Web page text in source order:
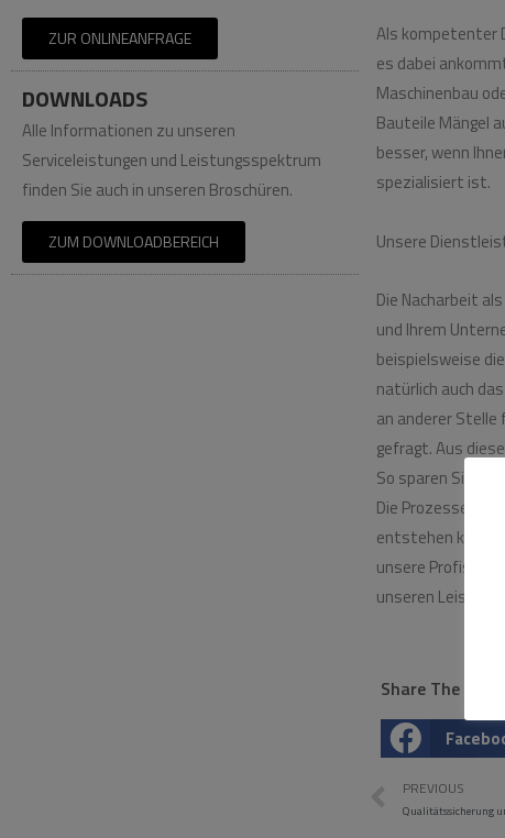
ZUR ONLINEANFRAGE
DOWNLOADS
Alle Informationen zu unseren
Serviceleistungen und Leistungsspektrum
finden Sie auch in unseren Broschüren.
ZUM DOWNLOADBEREICH
Als kompetenter
es dabei
Maschinenbau
Bauteile Mängel
besser, wenn
spezialisiert ist.
Unsere
Die Nacharbeit
und Ihrem
beispielsweise
natürlich auch
an anderer Stelle
gefragt. Aus
So sparen Sie
Die Prozesse in
entstehen keine
unsere Profis
unseren
Share The Post
PREVIOUS
Qualitätssicherung